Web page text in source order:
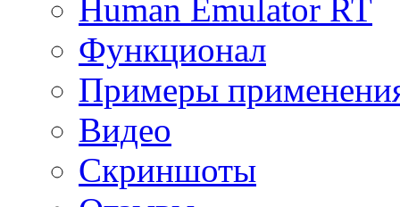
Human Emulator RT
Функционал
Примеры
Видео
Скриншоты